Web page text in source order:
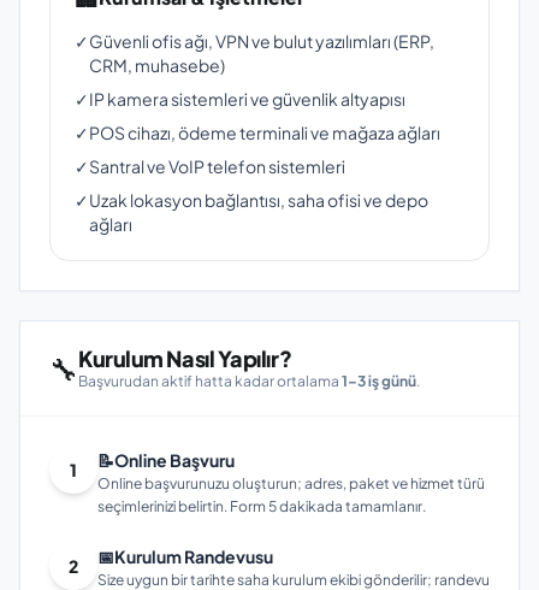
✓Güvenli ofis ağı, VPN ve bulut yazılımları (ERP,
CRM, muhasebe)
✓IP kamera sistemleri ve güvenlik altyapısı
✓POS cihazı, ödeme terminali ve mağaza ağları
✓Santral ve VoIP telefon sistemleri
✓Uzak lokasyon bağlantısı, saha ofisi ve depo
ağları
🔧Kurulum Nasıl Yapılır?
Başvurudan aktif hatta kadar ortalama 1–3 iş günü.
1 📝Online Başvuru
Online başvurunuzu oluşturun; adres, paket ve hizmet türü
seçimlerinizi belirtin. Form 5 dakikada tamamlanır.
2 📅Kurulum Randevusu
Size uygun bir tarihte saha kurulum ekibi gönderilir; randevu